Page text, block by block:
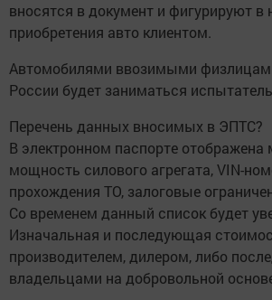
вносятся в документ и фигурируют в
приобретения авто клиентом.
Автомобилями ввозимыми
России будет заниматься
Перечень данных вносимых в ЭПТС?
В электронном паспорте отображена
мощность силового агрегата, VIN-
прохождения ТО, залоговые
Со временем данный список будет
Изначальная и последующая
производителем, дилером, либо
владельцами на добровольной